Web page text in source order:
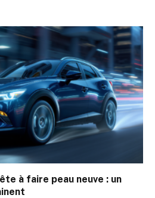
à faire peau neuve : un